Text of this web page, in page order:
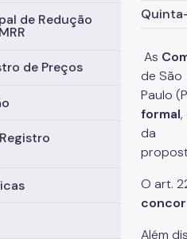
de Redução
de Preços
As
de São
Paulo
formal
da
O art.
Além